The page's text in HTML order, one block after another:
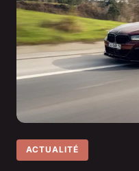
ACTUALITÉ